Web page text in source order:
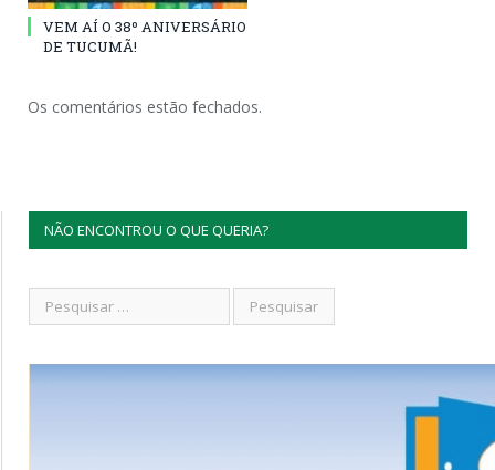
VEM AÍ O 38º ANIVERSÁRIO
DE TUCUMÃ!
Os comentários estão fechados.
NÃO ENCONTROU O QUE QUERIA?